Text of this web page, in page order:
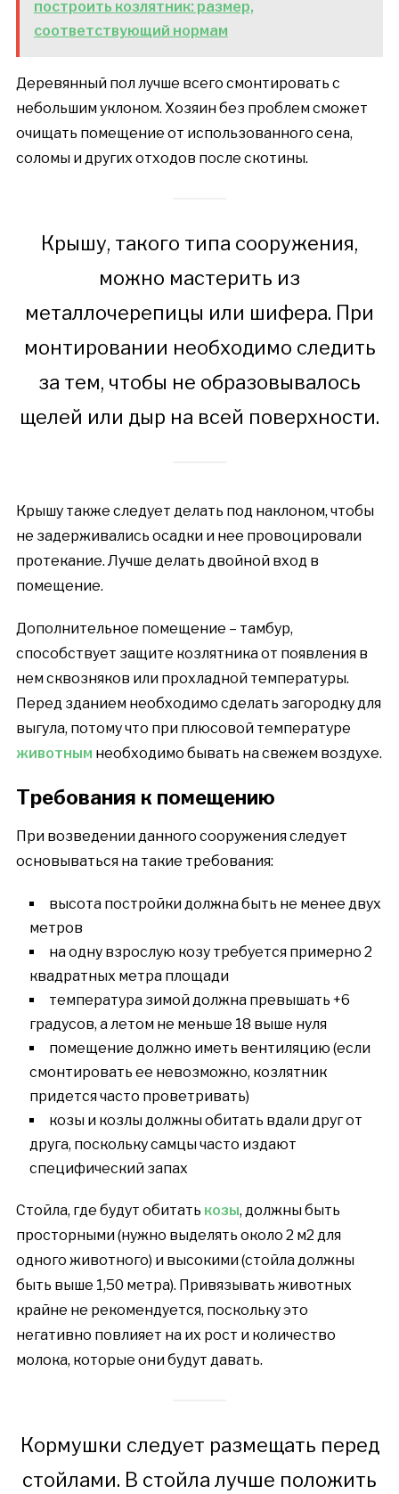
построить козлятник: размер,
соответствующий нормам
Деревянный пол лучше всего смонтировать с
небольшим уклоном. Хозяин без проблем сможет
очищать помещение от использованного сена,
соломы и других отходов после скотины.
Крышу, такого типа сооружения,
можно мастерить из
металлочерепицы или шифера. При
монтировании необходимо следить
за тем, чтобы не образовывалось
щелей или дыр на всей поверхности.
Крышу также следует делать под наклоном, чтобы
не задерживались осадки и нее провоцировали
протекание. Лучше делать двойной вход в
помещение.
Дополнительное помещение – тамбур,
способствует защите козлятника от появления в
нем сквозняков или прохладной температуры.
Перед зданием необходимо сделать загородку для
выгула, потому что при плюсовой температуре
животным необходимо бывать на свежем воздухе.
Требования к помещению
При возведении данного сооружения следует
основываться на такие требования:
высота постройки должна быть не менее двух
метров
на одну взрослую козу требуется примерно 2
квадратных метра площади
температура зимой должна превышать +6
градусов, а летом не меньше 18 выше нуля
помещение должно иметь вентиляцию (если
смонтировать ее невозможно, козлятник
придется часто проветривать)
козы и козлы должны обитать вдали друг от
друга, поскольку самцы часто издают
специфический запах
Стойла, где будут обитать козы, должны быть
просторными (нужно выделять около 2 м2 для
одного животного) и высокими (стойла должны
быть выше 1,50 метра). Привязывать животных
крайне не рекомендуется, поскольку это
негативно повлияет на их рост и количество
молока, которые они будут давать.
Кормушки следует размещать перед
стойлами. В стойла лучше положить